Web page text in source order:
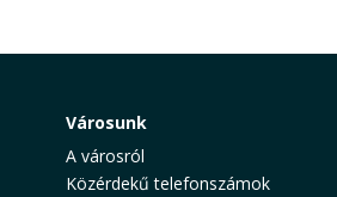
Városunk
A városról
Közérdekű telefonszámok